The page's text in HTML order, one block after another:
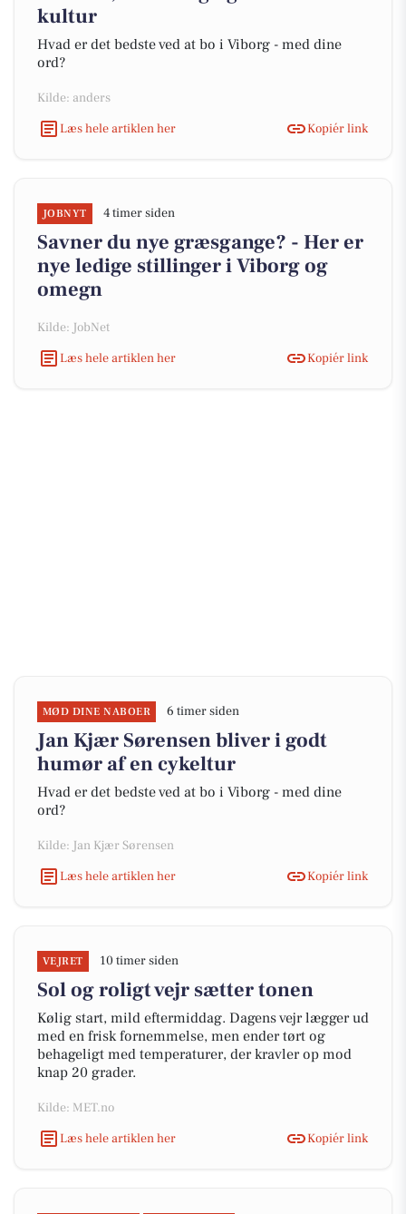
kultur
Hvad er det bedste ved at bo i Viborg - med dine
ord?
Kilde: anders
Læs hele artiklen her
Kopiér link
JOBNYT 4 timer siden
Savner du nye græsgange? - Her er
nye ledige stillinger i Viborg og
omegn
Kilde: JobNet
Læs hele artiklen her
Kopiér link
MØD DINE NABOER 6 timer siden
Jan Kjær Sørensen bliver i godt
humør af en cykeltur
Hvad er det bedste ved at bo i Viborg - med dine
ord?
Kilde: Jan Kjær Sørensen
Læs hele artiklen her
Kopiér link
VEJRET 10 timer siden
Sol og roligt vejr sætter tonen
Kølig start, mild eftermiddag. Dagens vejr lægger ud
med en frisk fornemmelse, men ender tørt og
behageligt med temperaturer, der kravler op mod
knap 20 grader.
Kilde: MET.no
Læs hele artiklen her
Kopiér link